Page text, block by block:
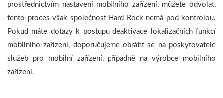
prostřednictvím nastavení mobilního zařízení, můžete odvolat,
tento proces však společnost Hard Rock nemá pod kontrolou.
Pokud máte dotazy k postupu deaktivace lokalizačních funkcí
mobilního zařízení, doporučujeme obrátit se na poskytovatele
služeb pro mobilní zařízení, případně na výrobce mobilního
zařízení.